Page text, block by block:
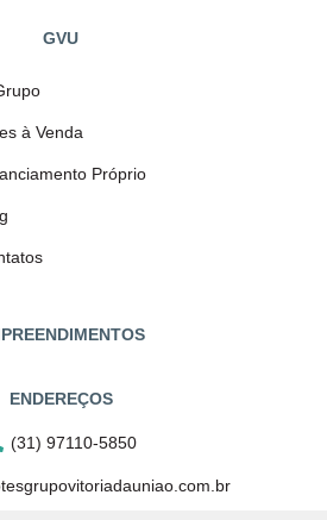
GVU
à Venda
Próprio
ENDEREÇOS
(31) 97110-5850